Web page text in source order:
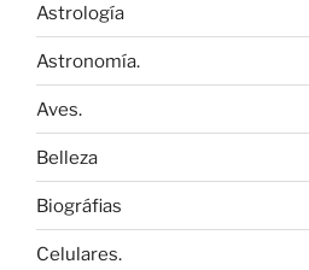
Astrología
Astronomía.
Aves.
Belleza
Biográfias
Celulares.